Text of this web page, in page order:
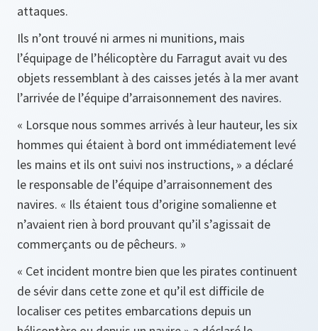
attaques.
Ils n’ont trouvé ni armes ni munitions, mais
l’équipage de l’hélicoptère du Farragut avait vu des
objets ressemblant à des caisses jetés à la mer avant
l’arrivée de l’équipe d’arraisonnement des navires.
« Lorsque nous sommes arrivés à leur hauteur, les six
hommes qui étaient à bord ont immédiatement levé
les mains et ils ont suivi nos instructions, » a déclaré
le responsable de l’équipe d’arraisonnement des
navires. « Ils étaient tous d’origine somalienne et
n’avaient rien à bord prouvant qu’il s’agissait de
commerçants ou de pêcheurs. »
« Cet incident montre bien que les pirates continuent
de sévir dans cette zone et qu’il est difficile de
localiser ces petites embarcations depuis un